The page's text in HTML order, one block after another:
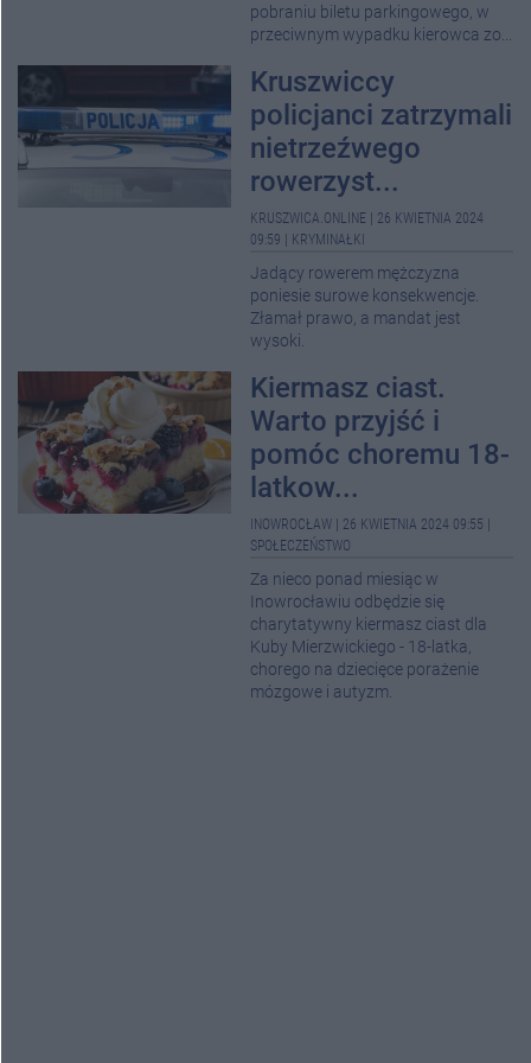
pobraniu biletu parkingowego, w
przeciwnym wypadku kierowca zo...
Kruszwiccy
policjanci zatrzymali
nietrzeźwego
rowerzyst...
KRUSZWICA.ONLINE
26 KWIETNIA 2024
09:59
KRYMINAŁKI
Jadący rowerem mężczyzna
poniesie surowe konsekwencje.
Złamał prawo, a mandat jest
wysoki.
Kiermasz ciast.
Warto przyjść i
pomóc choremu 18-
latkow...
INOWROCŁAW 26 KWIETNIA 2024 09:55
SPOŁECZEŃSTWO
Za nieco ponad miesiąc w
Inowrocławiu odbędzie się
charytatywny kiermasz ciast dla
Kuby Mierzwickiego - 18-latka,
chorego na dziecięce porażenie
mózgowe i autyzm.